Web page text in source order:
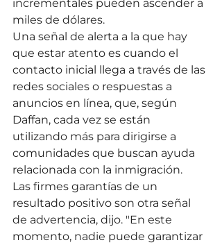
incrementales pueden ascender a
miles de dólares.
Una señal de alerta a la que hay
que estar atento es cuando el
contacto inicial llega a través de las
redes sociales o respuestas a
anuncios en línea, que, según
Daffan, cada vez se están
utilizando más para dirigirse a
comunidades que buscan ayuda
relacionada con la inmigración.
Las firmes garantías de un
resultado positivo son otra señal
de advertencia, dijo. "En este
momento, nadie puede garantizar